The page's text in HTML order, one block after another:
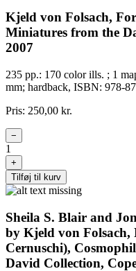
Kjeld von Folsach,
Miniatures from the
2007
235 pp.: 170 color ills. ; 1
mm; hardback, ISBN: 978-
Pris: 250,00 kr.
−
1
+
Tilføj til kurv
Sheila S. Blair and
by Kjeld von Folsach,
Cernuschi),
David Collection,